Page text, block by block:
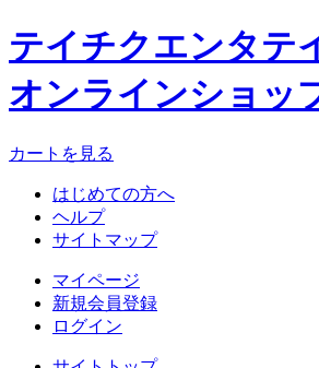
テイチクエンタテ
オンラインショッ
カートを見る
はじめての方へ
ヘルプ
サイトマップ
マイページ
新規会員登録
ログイン